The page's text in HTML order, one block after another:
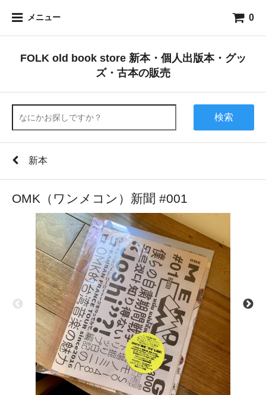
メニュー 0
FOLK old book store 新本・個人出版本・グッ
ズ・古本の販売
検索
新本
OMK（ワンメコン）新聞 #001